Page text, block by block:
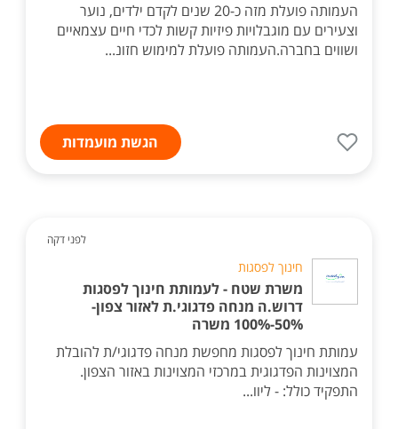
העמותה פועלת מזה כ-20 שנים לקדם ילדים, נוער
וצעירים עם מוגבלויות פיזיות קשות לכדי חיים עצמאיים
ושווים בחברה.העמותה פועלת למימוש חזונ...
הגשת מועמדות
לפני דקה
חינוך לפסגות
משרת שטח - לעמותת חינוך לפסגות
דרוש.ה מנחה פדגוגי.ת לאזור צפון-
50%-100% משרה
עמותת חינוך לפסגות מחפשת מנחה פדגוגי/ת להובלת
המצוינות הפדגוגית במרכזי המצוינות באזור הצפון.
התפקיד כולל: - ליוו...